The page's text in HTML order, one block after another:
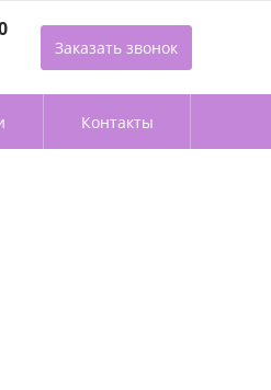
Заказать звонок
Контакты